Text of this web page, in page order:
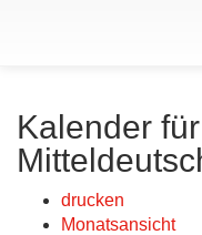
Kalender
drucken
Monatsansicht